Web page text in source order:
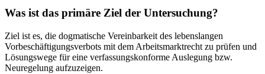
Was ist das primäre Ziel der Untersuchung?
Ziel ist es, die dogmatische Vereinbarkeit des lebenslangen
Vorbeschäftigungsverbots mit dem Arbeitsmarktrecht zu prüfen und
Lösungswege für eine verfassungskonforme Auslegung bzw.
Neuregelung aufzuzeigen.